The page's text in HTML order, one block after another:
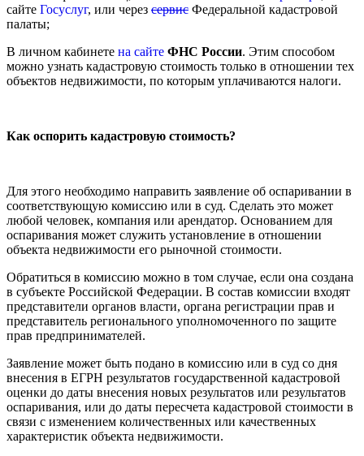
сайте Госуслуг, или через сервис Федеральной кадастровой
палаты;
В личном кабинете на сайте ФНС России. Этим способом
можно узнать кадастровую стоимость только в отношении тех
объектов недвижимости, по которым уплачиваются налоги.
Как оспорить кадастровую стоимость?
Для этого необходимо направить заявление об оспаривании в
соответствующую комиссию или в суд. Сделать это может
любой человек, компания или арендатор. Основанием для
оспаривания может служить установление в отношении
объекта недвижимости его рыночной стоимости.
Обратиться в комиссию можно в том случае, если она создана
в субъекте Российской Федерации. В состав комиссии входят
представители органов власти, органа регистрации прав и
представитель регионального уполномоченного по защите
прав предпринимателей.
Заявление может быть подано в комиссию или в суд со дня
внесения в ЕГРН результатов государственной кадастровой
оценки до даты внесения новых результатов или результатов
оспаривания, или до даты пересчета кадастровой стоимости в
связи с изменением количественных или качественных
характеристик объекта недвижимости.